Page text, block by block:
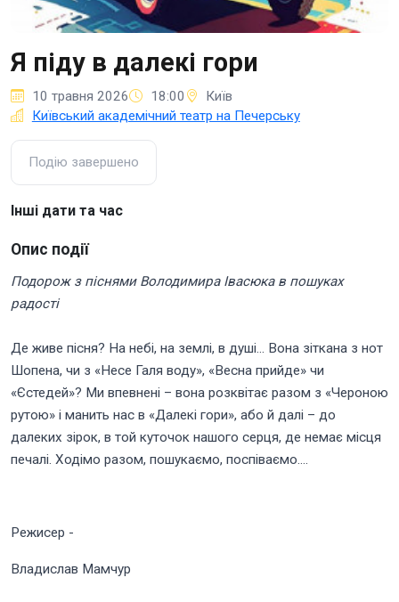
Я піду в далекі гори
10 травня 2026 18:00
Київ
Київський академічний театр на Печерську
Подію завершено
Інші дати та час
Опис події
Подорож з піснями Володимира Івасюка в пошуках
радості
Де живе пісня? На небі, на землі, в душі… Вона зіткана з нот
Шопена, чи з «Несе Галя воду», «Весна прийде» чи
«Єстедей»? Ми впевнені – вона розквітає разом з «Чероною
рутою» і манить нас в «Далекі гори», або й далі – до
далеких зірок, в той куточок нашого серця, де немає місця
печалі. Ходімо разом, пошукаємо, поспіваємо….
Режисер -
Владислав Мамчур